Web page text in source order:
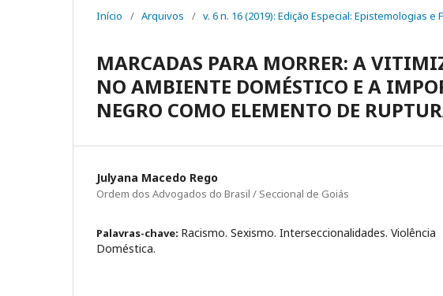
Início / Arquivos / v. 6 n. 16 (2019): Edição Especial: Epistemologias
MARCADAS PARA MORRER: A
NO AMBIENTE DOMÉSTICO E A
NEGRO COMO ELEMENTO DE
Julyana Macedo Rego
Ordem dos Advogados do Brasil / Seccional de Goiás
Palavras-chave: Racismo. Sexismo. Interseccionalidades. Violência
Doméstica.